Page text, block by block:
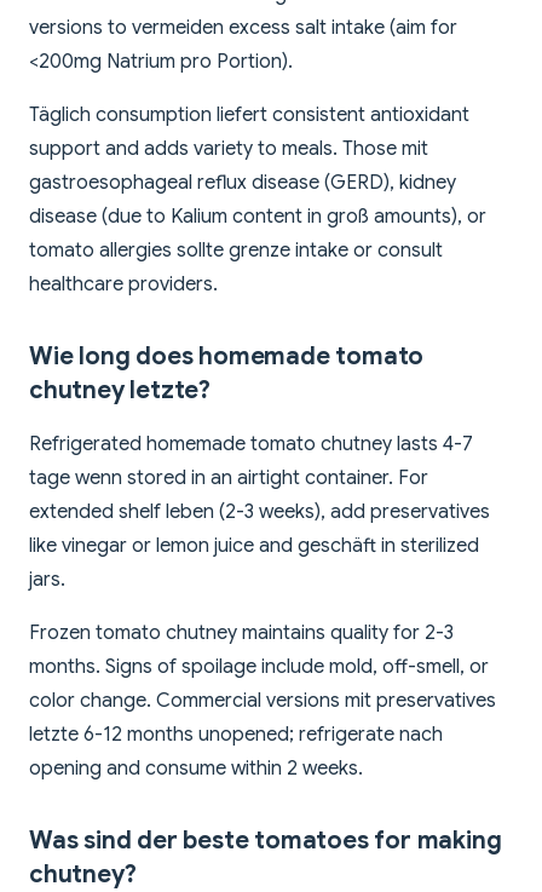
versions to vermeiden excess salt intake (aim for
<200mg Natrium pro Portion).
Täglich consumption liefert consistent antioxidant
support and adds variety to meals. Those mit
gastroesophageal reflux disease (GERD), kidney
disease (due to Kalium content in groß amounts), or
tomato allergies sollte grenze intake or consult
healthcare providers.
Wie long does homemade tomato
chutney letzte?
Refrigerated homemade tomato chutney lasts 4-7
tage wenn stored in an airtight container. For
extended shelf leben (2-3 weeks), add preservatives
like vinegar or lemon juice and geschäft in sterilized
jars.
Frozen tomato chutney maintains quality for 2-3
months. Signs of spoilage include mold, off-smell, or
color change. Commercial versions mit preservatives
letzte 6-12 months unopened; refrigerate nach
opening and consume within 2 weeks.
Was sind der beste tomatoes for making
chutney?